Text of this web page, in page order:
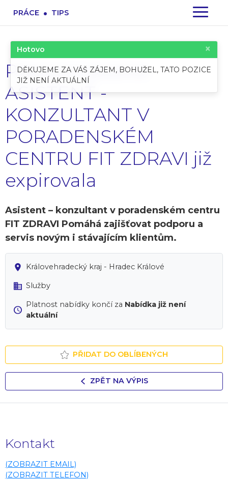
PRÁCE . TIPS
Pracovní pozice:
ASISTENT -
KONZULTANT V
PORADENSKÉM
CENTRU FIT ZDRAVI již
expirovala
Asistent – konzultant v poradenském centru
FIT ZDRAVI Pomáhá zajišťovat podporu a
servis novým i stávajícím klientům.
Královehradecký kraj - Hradec Králové
Služby
Platnost nabídky končí za Nabídka již není
aktuální
PŘIDAT DO OBLÍBENÝCH
ZPĚT NA VÝPIS
Kontakt
(ZOBRAZIT EMAIL)
(ZOBRAZIT TELEFON)
Hotovo ×
DĚKUJEME ZA VÁŠ ZÁJEM, BOHUŽEL, TATO POZICE
JIŽ NENÍ AKTUÁLNÍ